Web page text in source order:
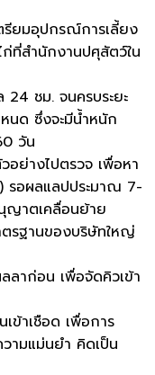
รียมอุปกรณ์การเลี้ยง
ที่สำนักงานปศุสัตว์ใน
24 ชม. จนครบระยะ
นด ซึ่งจะมีน้ำหนัก
วัน
อย่างไปตรวจ เพื่อหา
รอผลแลปประมาณ 7-
ญาตเคลื่อนย้าย
รฐานของบริษัทใหญ่
ลาก่อน เพื่อจัดคิวเข้า
ข้าเชือด เพื่อการ
ามแม่นยำ คิดเป็น